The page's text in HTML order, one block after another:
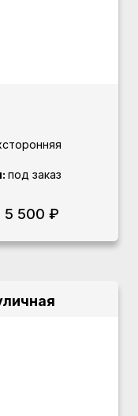
под заказ
5 500 ₽